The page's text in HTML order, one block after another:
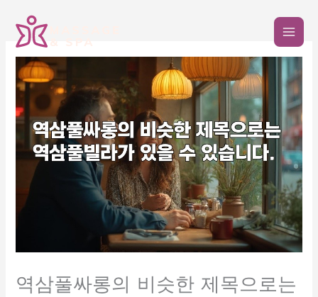
역삼풀싸롱의 비슷한 제목으로는